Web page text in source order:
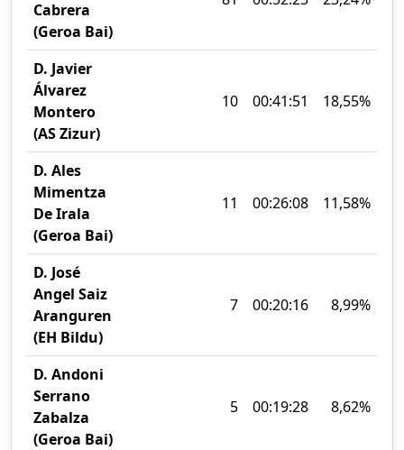
Cabrera
(Geroa Bai)
D. Javier
Álvarez
Montero
(AS Zizur)
10 00:41:51 18,55%
D. Ales
Mimentza
De Irala
(Geroa Bai)
11 00:26:08 11,58%
D. José
Angel Saiz
Aranguren
(EH Bildu)
7 00:20:16 8,99%
D. Andoni
Serrano
Zabalza
(Geroa Bai)
5 00:19:28 8,62%